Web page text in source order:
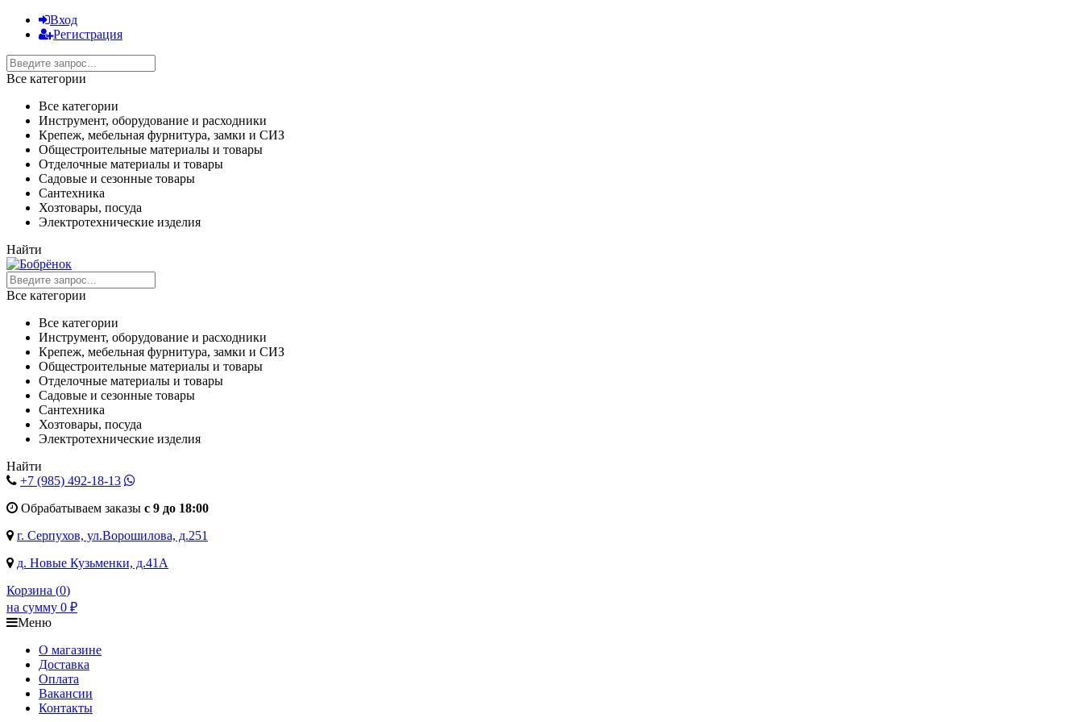
Вход
Регистрация
Все категории
Все категории
Инструмент, оборудование и расходники
Крепеж, мебельная фурнитура, замки и СИЗ
Общестроительные материалы и товары
Отделочные материалы и товары
Садовые и сезонные товары
Сантехника
Хозтовары, посуда
Электротехнические изделия
Найти
Все категории
Все категории
Инструмент, оборудование и расходники
Крепеж, мебельная фурнитура, замки и СИЗ
Общестроительные материалы и товары
Отделочные материалы и товары
Садовые и сезонные товары
Сантехника
Хозтовары, посуда
Электротехнические изделия
Найти
+7 (985) 492-18-13
Обрабатываем заказы с 9 до 18:00
г. Серпухов, ул.Ворошилова, д.251
д. Новые Кузьменки, д.41А
Корзина (0)
на сумму 0 ₽
Меню
О магазине
Доставка
Оплата
Вакансии
Контакты